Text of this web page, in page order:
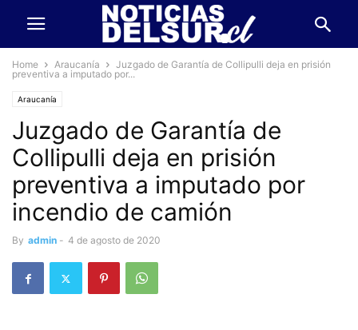
Home Araucanía
Juzgado de Garantía de Collipulli deja en prisión
preventiva a imputado por...
Araucanía
Juzgado de Garantía de
Collipulli deja en prisión
preventiva a imputado por
incendio de camión
By admin - 4 de agosto de 2020